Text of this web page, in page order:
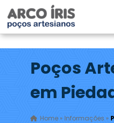
Poços
em
Home» Informações »